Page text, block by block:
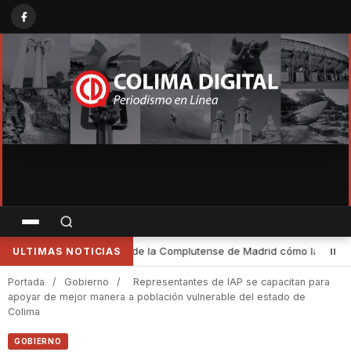
ULTIMAS NOTICIAS
cómo las leyes definen y limitan el patrimonio cultural de Colima
Portada / Gobierno /
Representantes de IAP se capacitan para
apoyar de mejor manera a población vulnerable del estado de
Colima
GOBIERNO